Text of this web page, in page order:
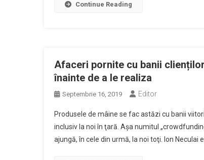
Continue Reading
Afaceri pornite cu banii
înainte de a le realiza
Septembrie 16, 2019 Editor
Produsele de mâine se fac astăzi cu banii
inclusiv la noi în ţară. Aşa numitul
ajungă, în cele din urmă, la noi toţi. Ion